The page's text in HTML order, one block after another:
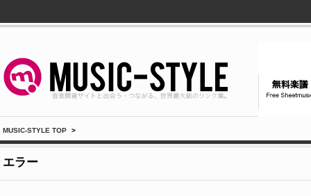
MUSIC-STYLE TOP >
エラー